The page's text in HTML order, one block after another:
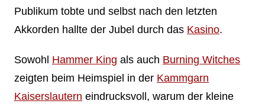
Publikum tobte und selbst nach den letzten
Akkorden hallte der Jubel durch das Kasino.
Sowohl Hammer King als auch Burning Witches
zeigten beim Heimspiel in der Kammgarn
Kaiserslautern eindrucksvoll, warum der kleine